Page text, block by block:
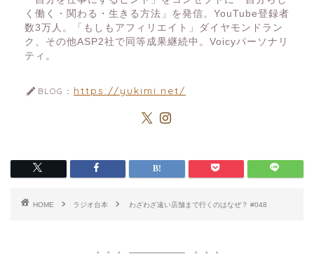
く働く・関わる・生きる方法」を発信。YouTube登録者
数3万人。「もしもアフィリエイト」ダイヤモンドラン
ク、その他ASP2社で同等成果継続中。Voicyパーソナリ
ティ。
BLOG： https://yukimi.net/
HOME ラジオ台本 わざわざ遠い店舗まで行くのはなぜ？ #048